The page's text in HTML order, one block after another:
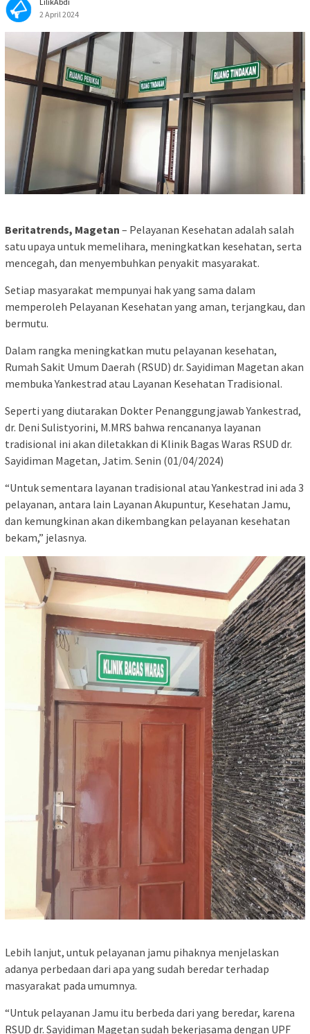
2 April 2024
Beritatrends, Magetan – Pelayanan Kesehatan adalah salah
satu upaya untuk memelihara, meningkatkan kesehatan, serta
mencegah, dan menyembuhkan penyakit masyarakat.
Setiap masyarakat mempunyai hak yang sama dalam
memperoleh Pelayanan Kesehatan yang aman, terjangkau, dan
bermutu.
Dalam rangka meningkatkan mutu pelayanan kesehatan,
Rumah Sakit Umum Daerah (RSUD) dr. Sayidiman Magetan akan
membuka Yankestrad atau Layanan Kesehatan Tradisional.
Seperti yang diutarakan Dokter Penanggungjawab Yankestrad,
dr. Deni Sulistyorini, M.MRS bahwa rencananya layanan
tradisional ini akan diletakkan di Klinik Bagas Waras RSUD dr.
Sayidiman Magetan, Jatim. Senin (01/04/2024)
“Untuk sementara layanan tradisional atau Yankestrad ini ada 3
pelayanan, antara lain Layanan Akupuntur, Kesehatan Jamu,
dan kemungkinan akan dikembangkan pelayanan kesehatan
bekam,” jelasnya.
Lebih lanjut, untuk pelayanan jamu pihaknya menjelaskan
adanya perbedaan dari apa yang sudah beredar terhadap
masyarakat pada umumnya.
“Untuk pelayanan Jamu itu berbeda dari yang beredar, karena
RSUD dr. Sayidiman Magetan sudah bekerjasama dengan UPF